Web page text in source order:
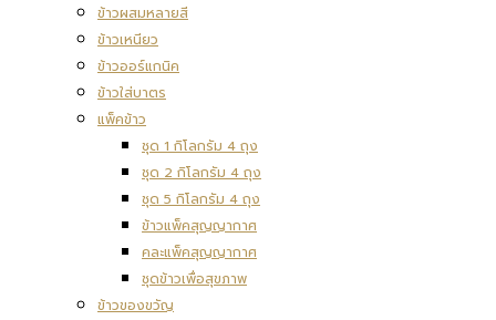
ข้าวผสมหลายสี
ข้าวเหนียว
ข้าวออร์แกนิค
ข้าวใส่บาตร
แพ็คข้าว
ชุด 1 กิโลกรัม 4 ถุง
ชุด 2 กิโลกรัม 4 ถุง
ชุด 5 กิโลกรัม 4 ถุง
ข้าวแพ็คสุญญากาศ
คละแพ็คสุญญากาศ
ชุดข้าวเพื่อสุขภาพ
ข้าวของขวัญ